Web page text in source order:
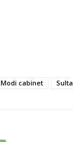
Modi cabinet